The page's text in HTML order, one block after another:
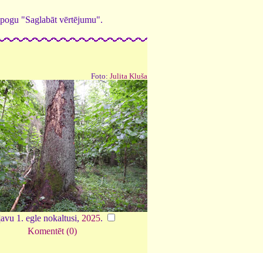
"Saglabāt vērtējumu".
Foto: Julita Kluša
1. egle nokaltusi, 2025.
Komentēt (0)